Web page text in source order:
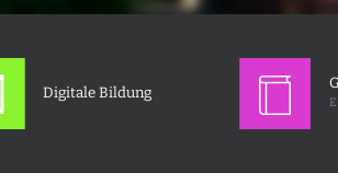
Digitale Bildung